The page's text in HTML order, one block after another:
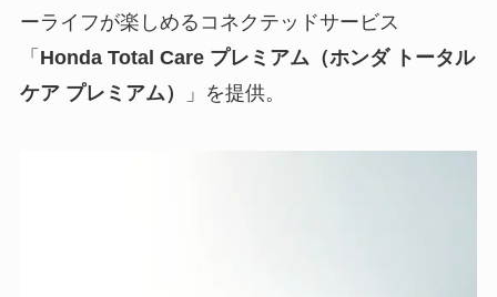
ーライフが楽しめるコネクテッドサービス
「 Honda Total Care プレミアム（ホンダ トータル
ケア プレミアム）
」を提供。